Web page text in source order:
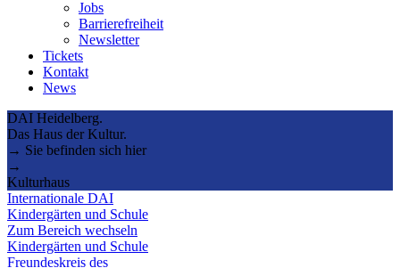
Jobs
Barrierefreiheit
Newsletter
Tickets
Kontakt
News
DAI Heidelberg.
Das Haus der Kultur.
→ Sie befinden sich hier
→
Kulturhaus
Internationale DAI
Kindergärten und Schule
Zum Bereich wechseln
Kindergärten und Schule
Freundeskreis des